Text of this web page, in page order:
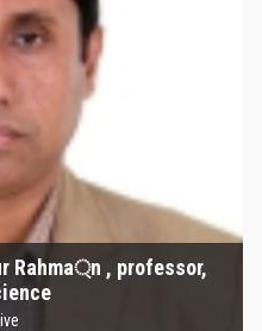
Rahma্‌n , professor,
Mahbubur
Department
science
Representative